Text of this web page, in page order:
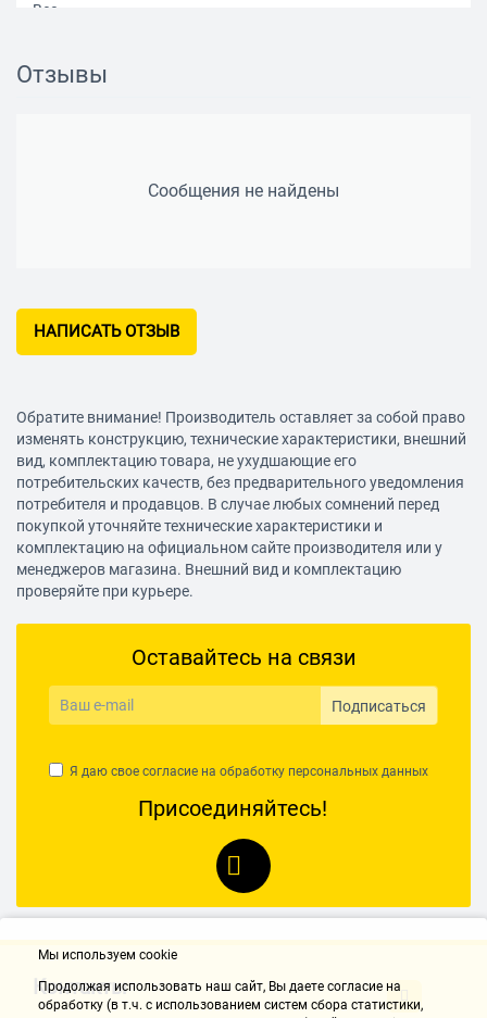
Вес
Дополнительная информация
Отзывы
Сообщения не найдены
НАПИСАТЬ ОТЗЫВ
Обратите внимание! Производитель оставляет за собой право
изменять конструкцию, технические характеристики, внешний
вид, комплектацию товара, не ухудшающие его
потребительских качеств, без предварительного уведомления
потребителя и продавцов. В случае любых сомнений перед
покупкой уточняйте технические характеристики и
комплектацию на официальном сайте производителя или у
менеджеров магазина. Внешний вид и комплектацию
проверяйте при курьере.
Оставайтесь на связи
Подписаться
Я даю свое согласие на обработку персональных данных
Присоединяйтесь!
Контакты
Мы используем cookie
Продолжая использовать наш cайт, Вы даете согласие на
обработку (в т.ч. с использованием систем сбора статистики,